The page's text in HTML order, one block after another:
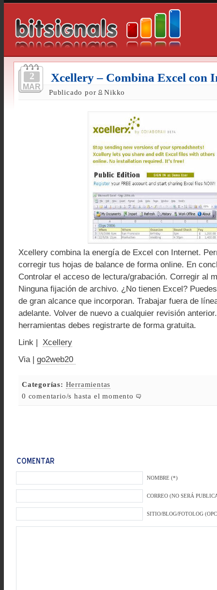
2
MAR
Xcellery – Combina Excel con
Publicado por Nikko
Xcellery combina la energía de Excel con Internet.
corregir tus hojas de balance de forma online. En
Controlar el acceso de lectura/grabación. Corregir al
Ninguna fijación de archivo. ¿No tienen Excel?
de gran alcance que incorporan. Trabajar fuera de
adelante. Volver de nuevo a cualquier revisión
herramientas debes registrarte de forma gratuita.
Link | Xcellery
Via | go2web20
Categorías: Herramientas
0 comentario/s hasta el momento
NOMBRE (*)
CORREO (NO SERÁ
SITIO/BLOG/FOTOLOG